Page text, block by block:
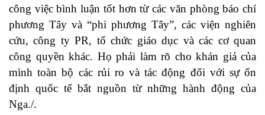
công việc bình luận tốt hơn từ các văn phòng báo chí
phương Tây và “phi phương Tây”, các viện nghiên
cứu, công ty PR, tổ chức giáo dục và các cơ quan
công quyền khác. Họ phải làm rõ cho khán giả của
mình toàn bộ các rủi ro và tác động đối với sự ổn
định quốc tế bắt nguồn từ những hành động của
Nga./.